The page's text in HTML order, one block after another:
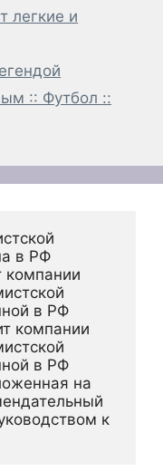
легкие и
:: Футбол ::
в РФ
компании
в РФ
компании
в РФ
на
к